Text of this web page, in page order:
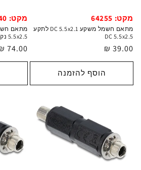
מקט: 64255
מתאם חשמל משקע DC 5.5x2.1 לתקע
DC 5.5x2.5
מחיר
רגיל
39.00 ₪
הוסף להזמנה
מקט: 90940
5.5x2.5 נקבה לנקבה עם הברגה
מחיר
רגיל
74.00 ₪